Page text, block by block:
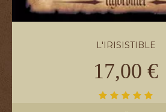
L'IRISISTIBLE
17,00 €